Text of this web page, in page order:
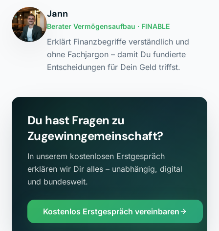
Jann
Berater Vermögensaufbau · FINABLE
Erklärt Finanzbegriffe verständlich und
ohne Fachjargon – damit Du fundierte
Entscheidungen für Dein Geld triffst.
Du hast Fragen zu
Zugewinngemeinschaft?
In unserem kostenlosen Erstgespräch
erklären wir Dir alles – unabhängig, digital
und bundesweit.
Kostenlos Erstgespräch vereinbaren